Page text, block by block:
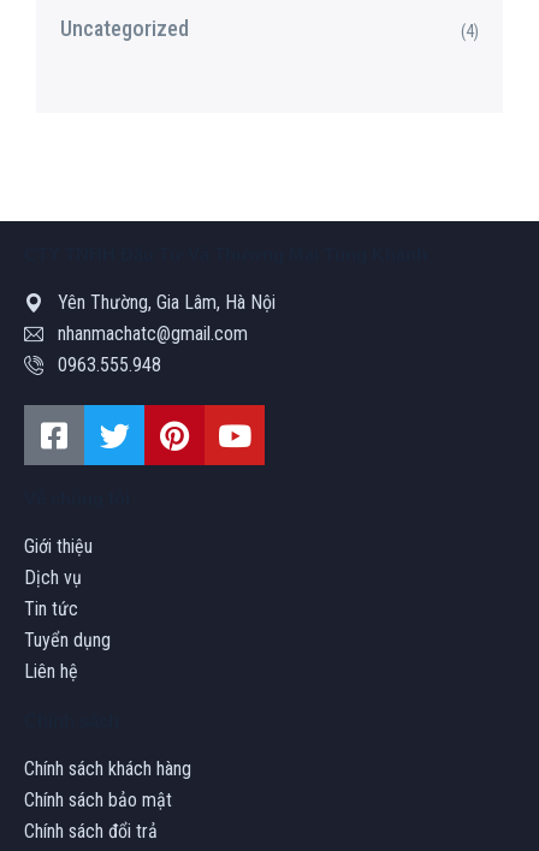
Uncategorized (4)
Yên Thường, Gia Lâm, Hà Nội
nhanmachatc@gmail.com
0963.555.948
Giới thiệu
Dịch vụ
Tin tức
Tuyển dụng
Liên hệ
Chính sách khách hàng
Chính sách bảo mật
Chính sách đổi trả